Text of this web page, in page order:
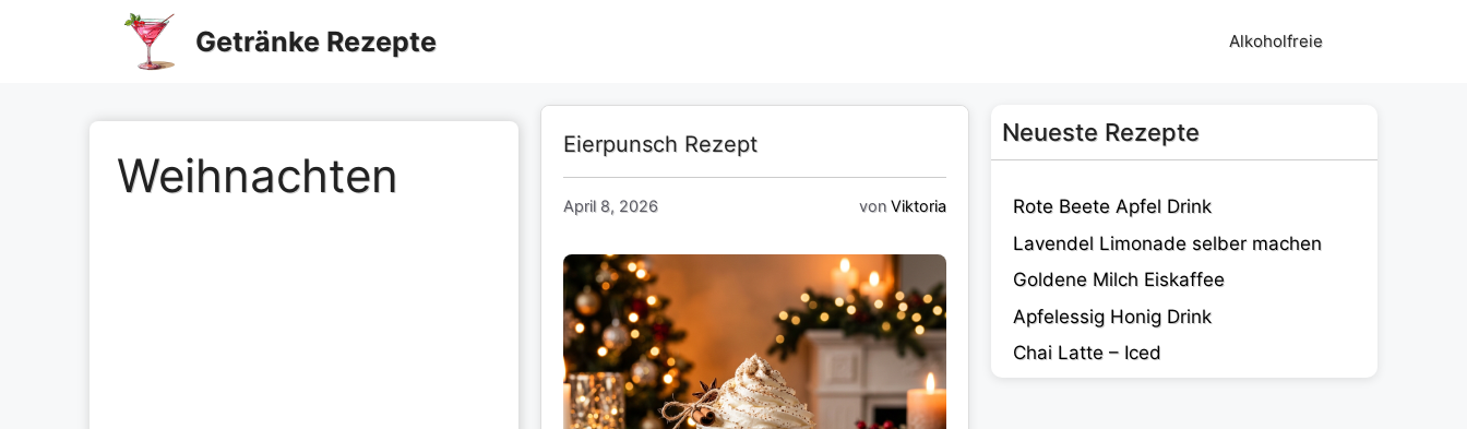
Getränke Rezepte Alkoholfreie
Weihnachten
Eierpunsch Rezept
April 8, 2026 von Viktoria
Neueste Rezepte
Rote Beete Apfel Drink
Lavendel Limonade selber machen
Goldene Milch Eiskaffee
Apfelessig Honig Drink
Chai Latte – Iced